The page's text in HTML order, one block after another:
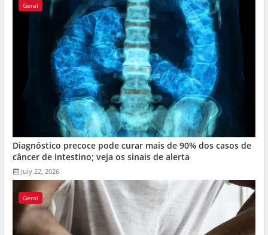
Geral
Diagnóstico precoce pode curar mais de 90% dos casos de
câncer de intestino; veja os sinais de alerta
July 22, 2026
Geral